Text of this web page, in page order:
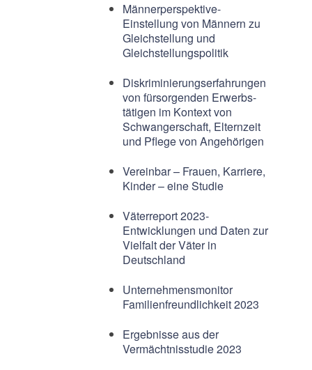
Männerperspektive-
Einstellung von Männern zu
Gleichstellung und
Gleichstellungspolitik
Diskriminierungserfahrungen
von fürsorgenden Erwerbs-
tätigen im Kontext von
Schwangerschaft, Elternzeit
und Pflege von Angehörigen
Vereinbar – Frauen, Karriere,
Kinder – eine Studie
Väterreport 2023-
Entwicklungen und Daten zur
Vielfalt der Väter in
Deutschland
Unternehmensmonitor
Familienfreundlichkeit 2023
Ergebnisse aus der
Vermächtnisstudie 2023